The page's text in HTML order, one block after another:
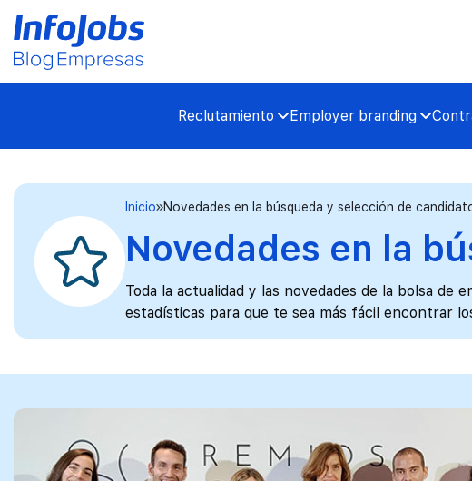
Reclutamiento Employer branding
Inicio Novedades en la búsqueda y selección de
Novedades en la
Toda la actualidad y las novedades de la bolsa de
estadísticas para que te sea más fácil encontrar